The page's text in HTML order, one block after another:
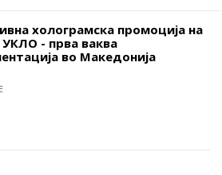
холограмска промоција на
- прва ваква
во Македонија